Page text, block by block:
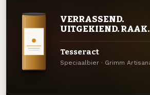
VERRASSEND.
UITGEKIEND. RAAK.
Tesseract
Speciaalbier · Grimm